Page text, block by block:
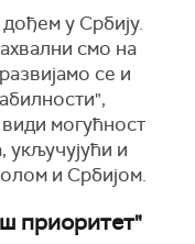
у Србију.
смо на
се и
могућност
и
и Србијом.
приоритет"